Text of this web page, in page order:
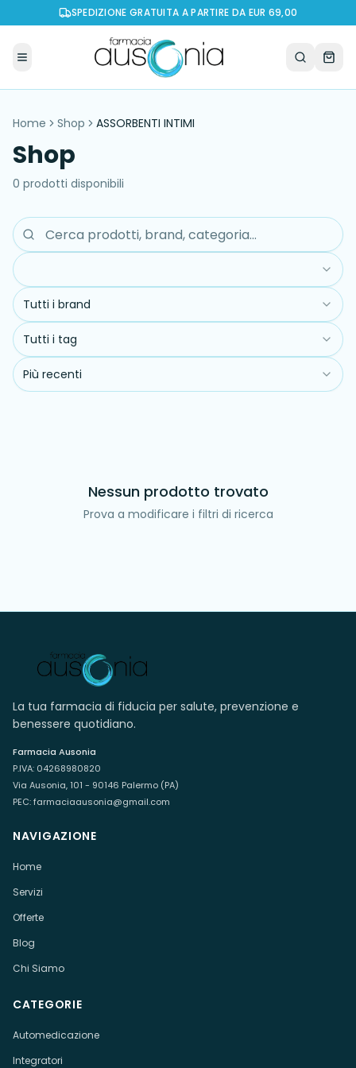
SPEDIZIONE GRATUITA A PARTIRE DA EUR 69,00
Home Shop ASSORBENTI INTIMI
Shop
0 prodotti disponibili
Tutti i brand
Tutti i tag
Più recenti
Nessun prodotto trovato
Prova a modificare i filtri di ricerca
La tua farmacia di fiducia per salute, prevenzione e
benessere quotidiano.
Farmacia Ausonia
P.IVA: 04268980820
Via Ausonia, 101 - 90146 Palermo (PA)
PEC:farmaciaausonia@gmail.com
NAVIGAZIONE
Home
Servizi
Offerte
Blog
Chi Siamo
CATEGORIE
Automedicazione
Integratori